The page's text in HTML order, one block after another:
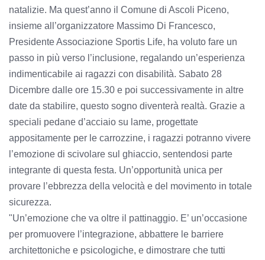
natalizie. Ma quest’anno il Comune di Ascoli Piceno,
insieme all’organizzatore Massimo Di Francesco,
Presidente Associazione Sportis Life, ha voluto fare un
passo in più verso l’inclusione, regalando un’esperienza
indimenticabile ai ragazzi con disabilità. Sabato 28
Dicembre dalle ore 15.30 e poi successivamente in altre
date da stabilire, questo sogno diventerà realtà. Grazie a
speciali pedane d’acciaio su lame, progettate
appositamente per le carrozzine, i ragazzi potranno vivere
l’emozione di scivolare sul ghiaccio, sentendosi parte
integrante di questa festa. Un’opportunità unica per
provare l’ebbrezza della velocità e del movimento in totale
sicurezza.
"Un’emozione che va oltre il pattinaggio. E’ un’occasione
per promuovere l’integrazione, abbattere le barriere
architettoniche e psicologiche, e dimostrare che tutti